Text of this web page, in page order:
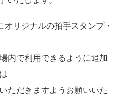
リジナルの拍手スタンプ・
内で利用できるように追加
ただきますようお願いいた